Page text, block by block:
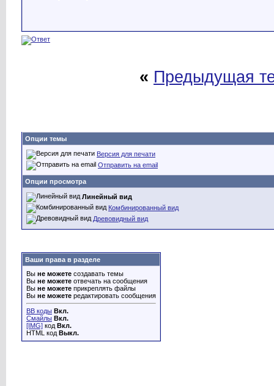
« Предыдущая
Опции темы
Версия для печати
Отправить на email
Опции просмотра
Линейный вид
Комбинированный вид
Древовидный вид
Ваши права в разделе
Вы не можете создавать темы
Вы не можете отвечать на сообщения
Вы не можете прикреплять файлы
Вы не можете редактировать сообщения
BB коды Вкл.
Смайлы Вкл.
[IMG] код Вкл.
HTML код Выкл.